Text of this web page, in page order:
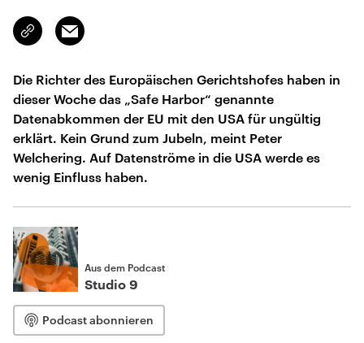
Link
kopieren/teilen
Email
Die Richter des Europäischen Gerichtshofes haben in
dieser Woche das „Safe Harbor“ genannte
Datenabkommen der EU mit den USA für ungültig
erklärt. Kein Grund zum Jubeln, meint Peter
Welchering. Auf Datenströme in die USA werde es
wenig Einfluss haben.
Aus dem Podcast
Studio 9
Podcast abonnieren